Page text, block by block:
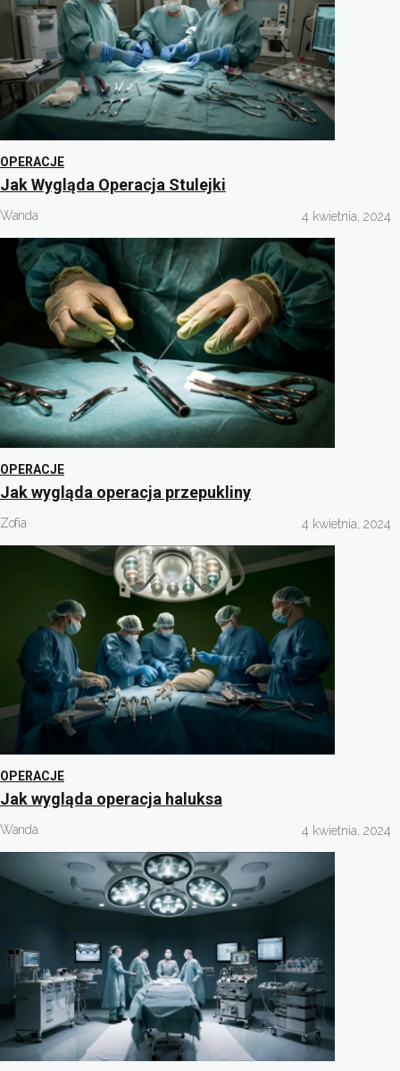
OPERACJE
Jak Wygląda Operacja Stulejki
Wanda 4 kwietnia, 2024
OPERACJE
Jak wygląda operacja przepukliny
Zofia 4 kwietnia, 2024
OPERACJE
Jak wygląda operacja haluksa
Wanda 4 kwietnia, 2024